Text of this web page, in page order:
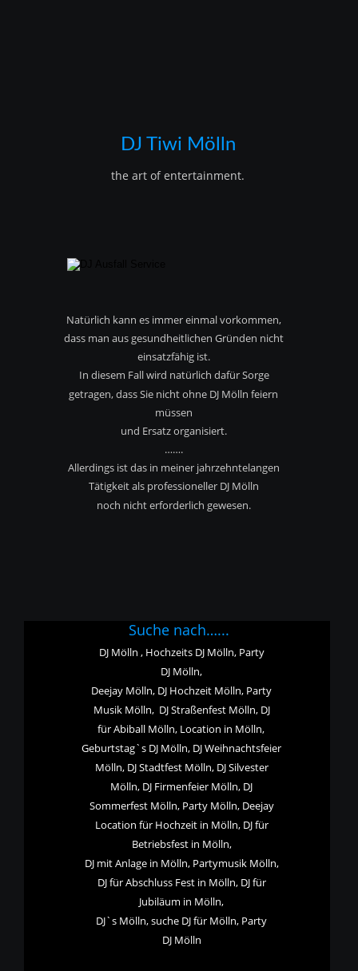
Natürlich kann es immer einmal vorkommen,
dass man aus gesundheitlichen Gründen nicht
einsatzfähig ist.
In diesem Fall wird natürlich dafür Sorge
getragen, dass Sie nicht ohne DJ Mölln feiern
müssen
und Ersatz organisiert.
…….
Allerdings ist das in meiner jahrzehntelangen
Tätigkeit als professioneller DJ Mölln
noch nicht erforderlich gewesen.
DJ Tiwi Mölln
the art of entertainment.
Suche nach…...
DJ Mölln , Hochzeits DJ Mölln, Party
DJ Mölln,
Deejay Mölln, DJ Hochzeit Mölln, Party
Musik Mölln,  DJ Straßenfest Mölln, DJ
für Abiball Mölln, Location in Mölln,
Geburtstag`s DJ Mölln, DJ Weihnachtsfeier
Mölln, DJ Stadtfest Mölln, DJ Silvester
Mölln, DJ Firmenfeier Mölln, DJ
Sommerfest Mölln, Party Mölln, Deejay
Location für Hochzeit in Mölln, DJ für
Betriebsfest in Mölln,
DJ mit Anlage in Mölln, Partymusik Mölln,
DJ für Abschluss Fest in Mölln, DJ für
Jubiläum in Mölln,
DJ`s Mölln, suche DJ für Mölln, Party
DJ Mölln